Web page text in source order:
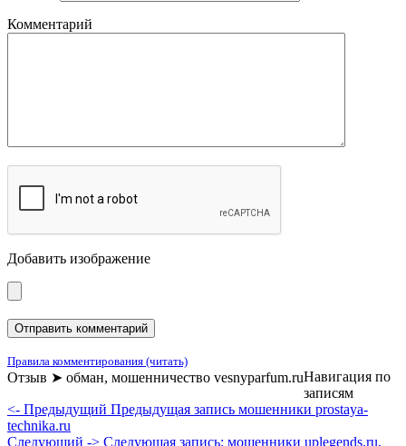
Комментарий
Добавить изображение
Правила комментирования (читать)
Отзыв ➤ обман, мошенничество vesnyparfum.ruНавигация по
записям
<- Предыдущий Предыдущая запись мошенники prostaya-
technika.ru
Следующий -> Следующая запись: мошенники uplegends.ru,